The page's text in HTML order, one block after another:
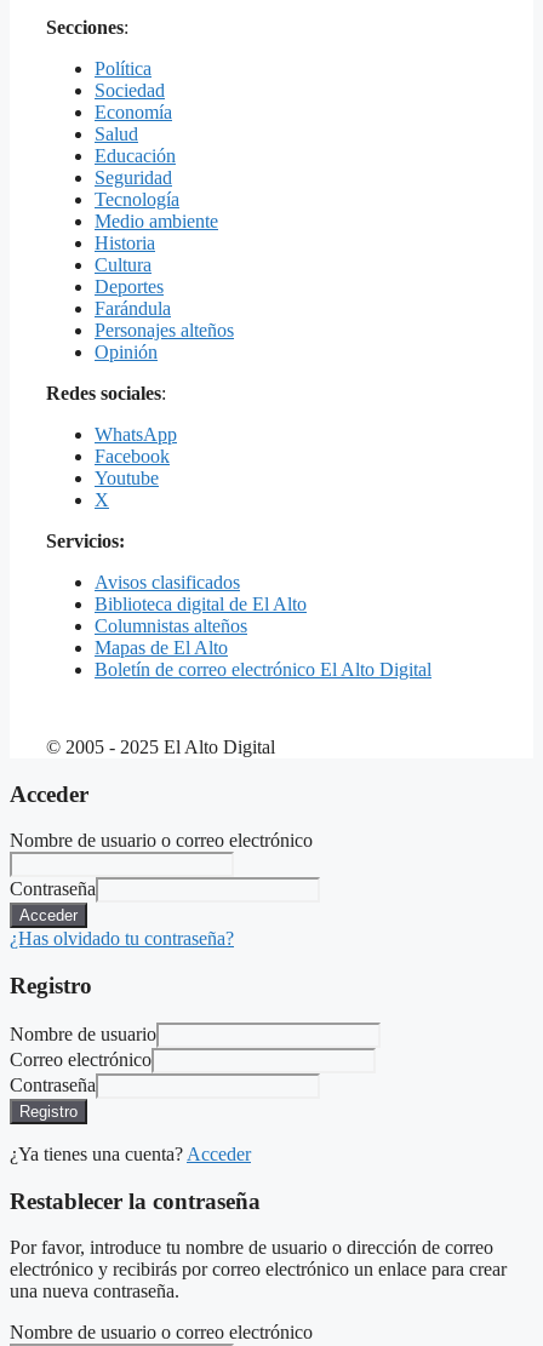
Secciones:
Política
Sociedad
Economía
Salud
Educación
Seguridad
Tecnología
Medio ambiente
Historia
Cultura
Deportes
Farándula
Personajes alteños
Opinión
Redes sociales:
WhatsApp
Facebook
Youtube
X
Servicios:
Avisos clasificados
Biblioteca digital de El Alto
Columnistas alteños
Mapas de El Alto
Boletín de correo electrónico El Alto Digital
© 2005 - 2025 El Alto Digital
Acceder
Nombre de usuario o correo electrónico
Contraseña
Acceder
¿Has olvidado tu contraseña?
Registro
Nombre de usuario
Correo electrónico
Contraseña
Registro
¿Ya tienes una cuenta? Acceder
Restablecer la contraseña
Por favor, introduce tu nombre de usuario o dirección de correo
electrónico y recibirás por correo electrónico un enlace para crear
una nueva contraseña.
Nombre de usuario o correo electrónico